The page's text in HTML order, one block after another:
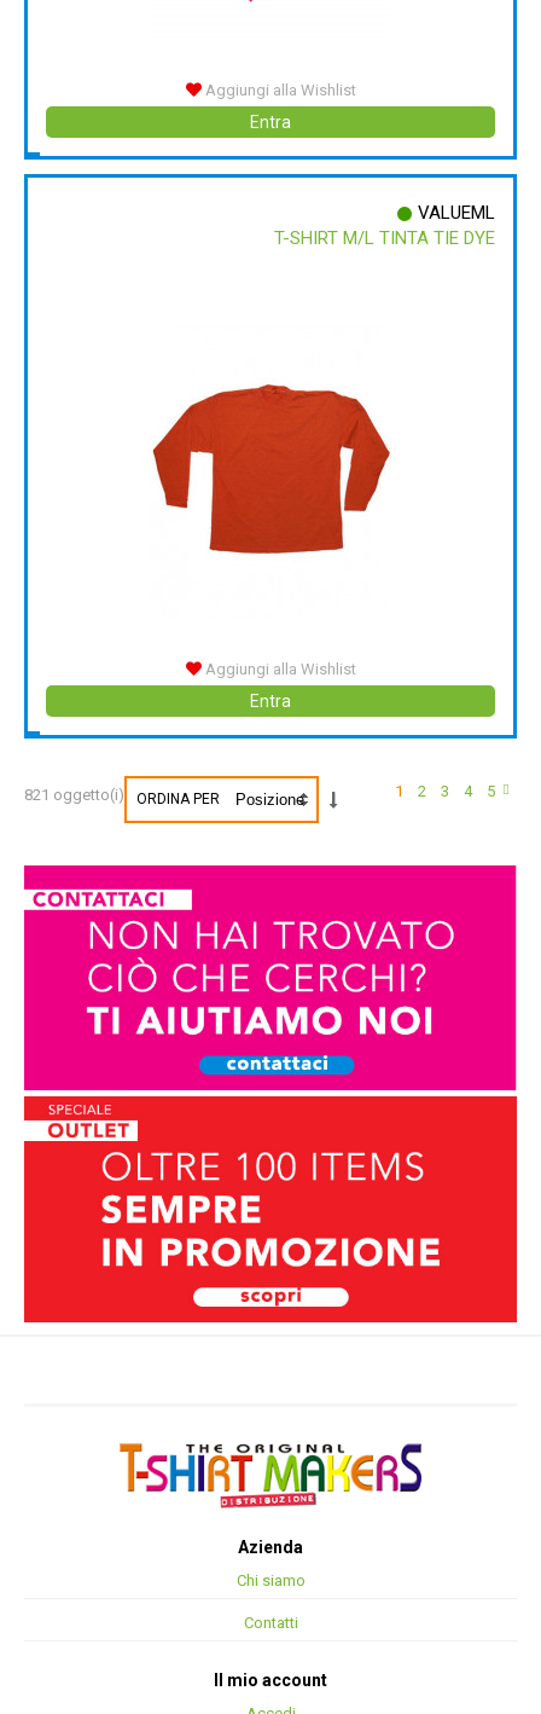
Aggiungi alla Wishlist
Entra
VALUEML
T-SHIRT M/L TINTA TIE DYE
Aggiungi alla Wishlist
Entra
821 oggetto(i) 1 2 3 4 5
ORDINA PER
Azienda
Chi siamo
Contatti
Il mio account